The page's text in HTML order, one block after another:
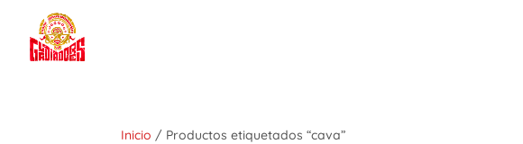
Inicio / Productos etiquetados “cava”